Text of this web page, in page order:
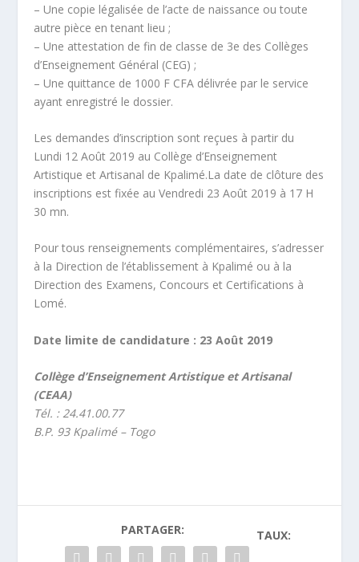
– Une copie légalisée de l’acte de naissance ou toute
autre pièce en tenant lieu ;
– Une attestation de fin de classe de 3e des Collèges
d’Enseignement Général (CEG) ;
– Une quittance de 1000 F CFA délivrée par le service
ayant enregistré le dossier.
Les demandes d’inscription sont reçues à partir du
Lundi 12 Août 2019 au Collège d’Enseignement
Artistique et Artisanal de Kpalimé.La date de clôture des
inscriptions est fixée au Vendredi 23 Août 2019 à 17 H
30 mn.
Pour tous renseignements complémentaires, s’adresser
à la Direction de l’établissement à Kpalimé ou à la
Direction des Examens, Concours et Certifications à
Lomé.
Date limite de candidature : 23 Août 2019
Collège d’Enseignement Artistique et Artisanal
(CEAA)
Tél. : 24.41.00.77
B.P. 93 Kpalimé – Togo
PARTAGER: TAUX: